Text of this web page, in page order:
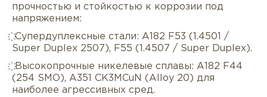
прочностью и стойкостью к коррозии под
напряжением:
҉ Супердуплексные стали: A182 F53 (1.4501 /
Super Duplex 2507), F55 (1.4507 / Super Duplex).
҉ Высокопрочные никелевые сплавы: A182 F44
(254 SMO), A351 CK3MCuN (Alloy 20) для
наиболее агрессивных сред.